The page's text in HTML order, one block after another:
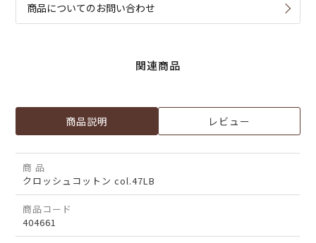
商品についてのお問い合わせ
関連商品
商品説明 レビュー
商 品
クロッシュコットン col.47LB
商品コード
404661